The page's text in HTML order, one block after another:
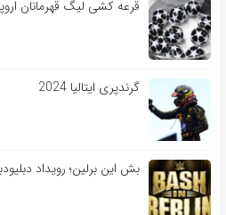
قرعه کشی لیگ قهرمانان اروپا 2025-
گرندپری ایتالیا 2024
بش این برلین؛ رویداد